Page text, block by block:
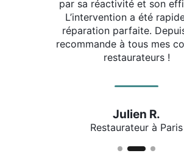
par sa réactivité et son
L’intervention a été
réparation parfaite.
recommande à tous mes
restaurateurs !
Julien R.
Restaurateur à Paris